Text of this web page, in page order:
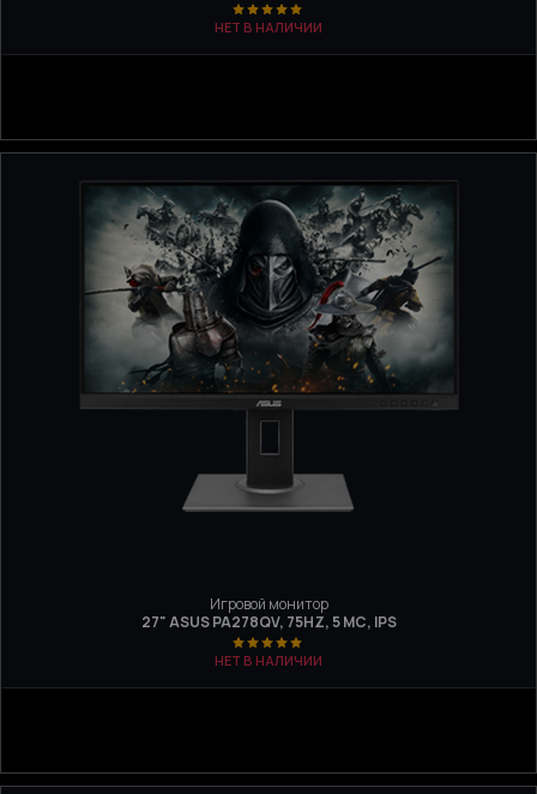
НЕТ В НАЛИЧИИ
Игровой монитор
27" ASUS PA278QV, 75HZ, 5 МС, IPS
НЕТ В НАЛИЧИИ